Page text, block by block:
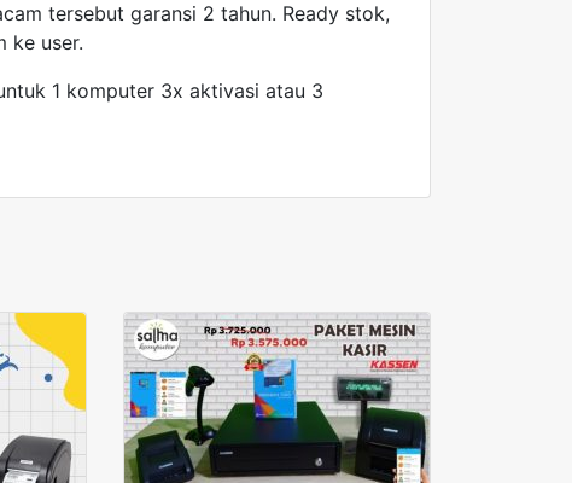
tersebut garansi 2 tahun. Ready stok,
ke user.
1 komputer 3x aktivasi atau 3